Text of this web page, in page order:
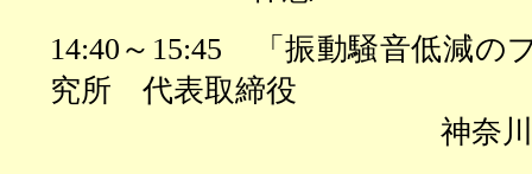
14:40 ～ 15:45 「振動騒音低減の
究所 代表取締役
神奈川大学